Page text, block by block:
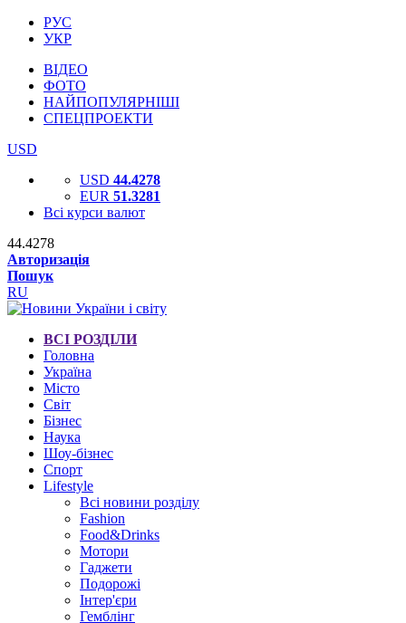
РУС
УКР
ВІДЕО
ФОТО
НАЙПОПУЛЯРНІШІ
СПЕЦПРОЕКТИ
USD
USD 44.4278
EUR 51.3281
Всі курси валют
44.4278
Авторизація
Пошук
RU
ВСІ РОЗДІЛИ
Головна
Україна
Місто
Світ
Бізнес
Наука
Шоу-бізнес
Спорт
Lifestyle
Всі новини розділу
Fashion
Food&Drinks
Мотори
Гаджети
Подорожі
Інтер'єри
Гемблінг